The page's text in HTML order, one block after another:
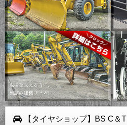
【タイヤショップ】BS C＆T